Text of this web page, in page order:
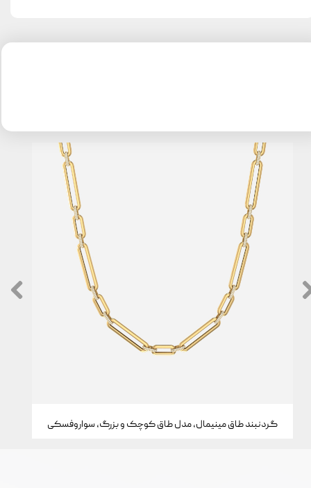
گردنبند طاق مینیمال، مدل طاق کوچک و بزرگ، سواروفسکی